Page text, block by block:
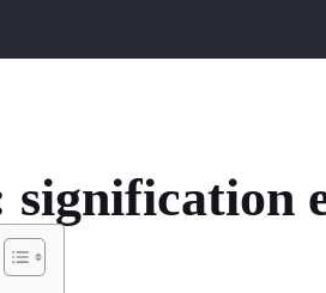
signification